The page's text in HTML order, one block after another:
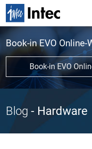
Book-in EVO
Book-in EVO
Blog - Hardware